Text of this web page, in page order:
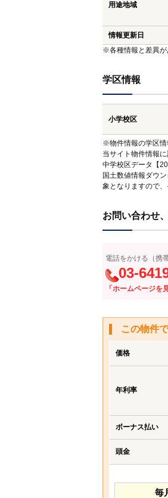
用途地域
情報更新日
※各種情報と差異が
学区情報
小学校区
※物件情報の学区情
当サイト物件情報
中学校区データ【
国土数値情報ダウ
象となりますので
お問い合わせ
電話をかける（携
03-
「ホームページを
この物件
価格
年利率
ボーナス払い
頭金
毎